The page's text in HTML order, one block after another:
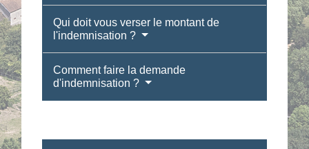
Qui doit vous verser le montant de
l'indemnisation ?
Comment faire la demande
d'indemnisation ?